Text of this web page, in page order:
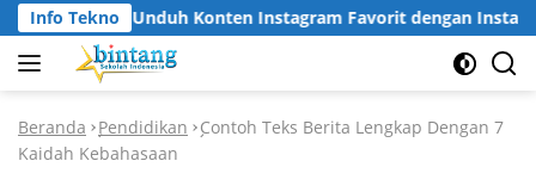
Langsung
ke
konten
Info Tekno
Cara Unduh Konten Instagram Favorit dengan Instagram
Beranda -Pendidikan -Contoh Teks Berita Lengkap Dengan 7
Kaidah Kebahasaan